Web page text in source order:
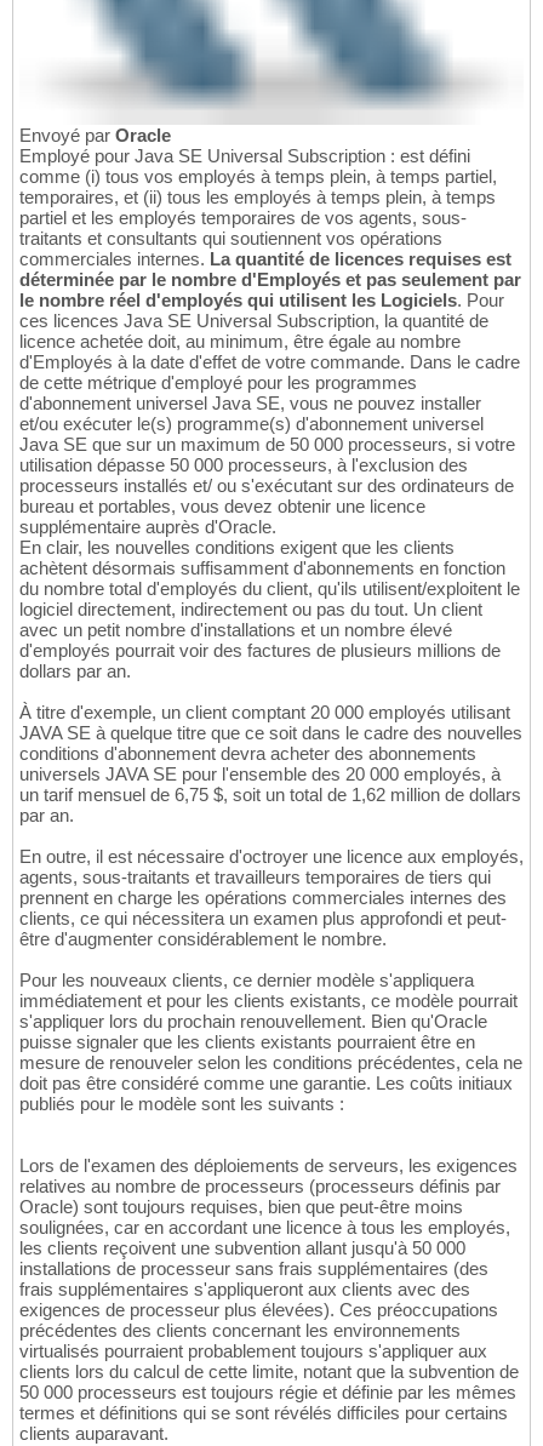
Envoyé par Oracle
Employé pour Java SE Universal Subscription : est défini
comme (i) tous vos employés à temps plein, à temps partiel,
temporaires, et (ii) tous les employés à temps plein, à temps
partiel et les employés temporaires de vos agents, sous-
traitants et consultants qui soutiennent vos opérations
commerciales internes. La quantité de licences requises est
déterminée par le nombre d'Employés et pas seulement par
le nombre réel d'employés qui utilisent les Logiciels. Pour
ces licences Java SE Universal Subscription, la quantité de
licence achetée doit, au minimum, être égale au nombre
d'Employés à la date d'effet de votre commande. Dans le cadre
de cette métrique d'employé pour les programmes
d'abonnement universel Java SE, vous ne pouvez installer
et/ou exécuter le(s) programme(s) d'abonnement universel
Java SE que sur un maximum de 50 000 processeurs, si votre
utilisation dépasse 50 000 processeurs, à l'exclusion des
processeurs installés et/ ou s'exécutant sur des ordinateurs de
bureau et portables, vous devez obtenir une licence
supplémentaire auprès d'Oracle.
En clair, les nouvelles conditions exigent que les clients
achètent désormais suffisamment d'abonnements en fonction
du nombre total d'employés du client, qu'ils utilisent/exploitent le
logiciel directement, indirectement ou pas du tout. Un client
avec un petit nombre d'installations et un nombre élevé
d'employés pourrait voir des factures de plusieurs millions de
dollars par an.
À titre d'exemple, un client comptant 20 000 employés utilisant
JAVA SE à quelque titre que ce soit dans le cadre des nouvelles
conditions d'abonnement devra acheter des abonnements
universels JAVA SE pour l'ensemble des 20 000 employés, à
un tarif mensuel de 6,75 $, soit un total de 1,62 million de dollars
par an.
En outre, il est nécessaire d'octroyer une licence aux employés,
agents, sous-traitants et travailleurs temporaires de tiers qui
prennent en charge les opérations commerciales internes des
clients, ce qui nécessitera un examen plus approfondi et peut-
être d'augmenter considérablement le nombre.
Pour les nouveaux clients, ce dernier modèle s'appliquera
immédiatement et pour les clients existants, ce modèle pourrait
s'appliquer lors du prochain renouvellement. Bien qu'Oracle
puisse signaler que les clients existants pourraient être en
mesure de renouveler selon les conditions précédentes, cela ne
doit pas être considéré comme une garantie. Les coûts initiaux
publiés pour le modèle sont les suivants :
Lors de l'examen des déploiements de serveurs, les exigences
relatives au nombre de processeurs (processeurs définis par
Oracle) sont toujours requises, bien que peut-être moins
soulignées, car en accordant une licence à tous les employés,
les clients reçoivent une subvention allant jusqu'à 50 000
installations de processeur sans frais supplémentaires (des
frais supplémentaires s'appliqueront aux clients avec des
exigences de processeur plus élevées). Ces préoccupations
précédentes des clients concernant les environnements
virtualisés pourraient probablement toujours s'appliquer aux
clients lors du calcul de cette limite, notant que la subvention de
50 000 processeurs est toujours régie et définie par les mêmes
termes et définitions qui se sont révélés difficiles pour certains
clients auparavant.